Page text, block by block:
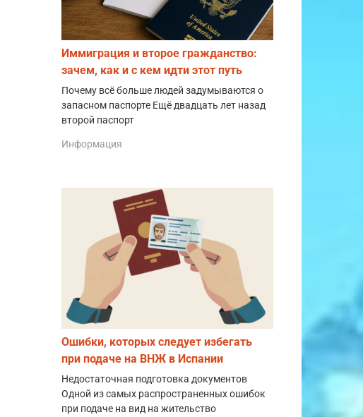
Иммиграция и второе гражданство:
зачем, как и с кем идти этот путь
Почему всё больше людей задумываются о
запасном паспорте Ещё двадцать лет назад
второй паспорт
Информация
Ошибки, которых следует избегать
при подаче на ВНЖ в Испании
Недостаточная подготовка документов
Одной из самых распространенных ошибок
при подаче на вид на жительство